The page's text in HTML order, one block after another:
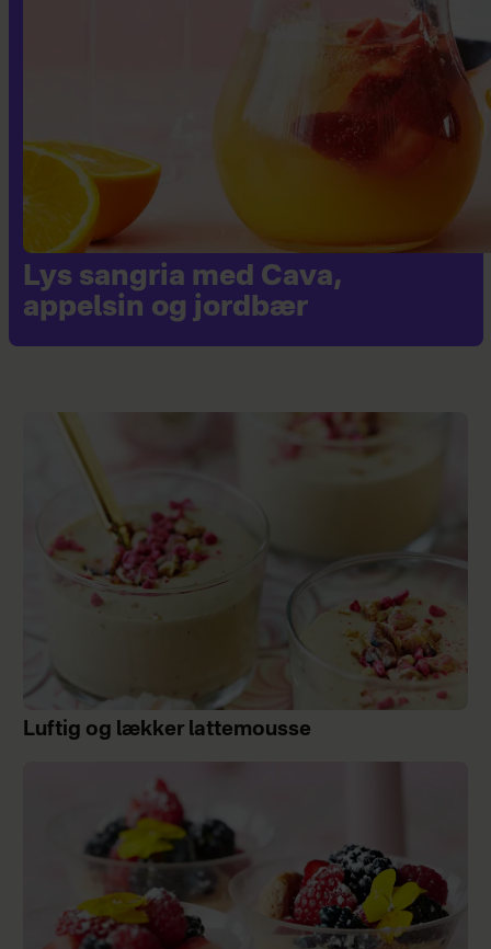
Lys sangria med Cava,
appelsin og jordbær
Luftig og lækker lattemousse